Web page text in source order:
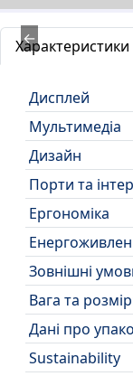
←
Характеристики
Дисплей
Мультимедіа
Дизайн
Порти та
Ергономіка
Зовнішні
Вага та
Дані про
Sustainability